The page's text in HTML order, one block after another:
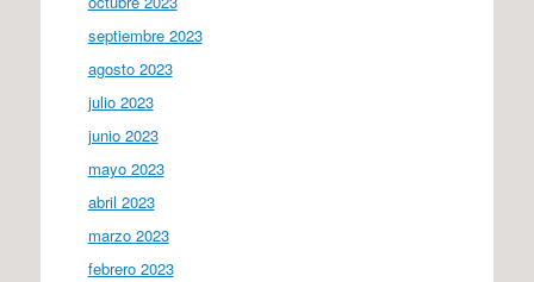
septiembre 2023
agosto 2023
julio 2023
junio 2023
mayo 2023
abril 2023
marzo 2023
febrero 2023